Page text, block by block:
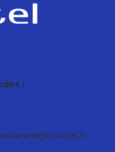
: